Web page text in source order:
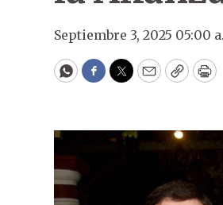
Septiembre 3, 2025 05:00
WhatsApp
Facebook
Twitter
EmailCopy